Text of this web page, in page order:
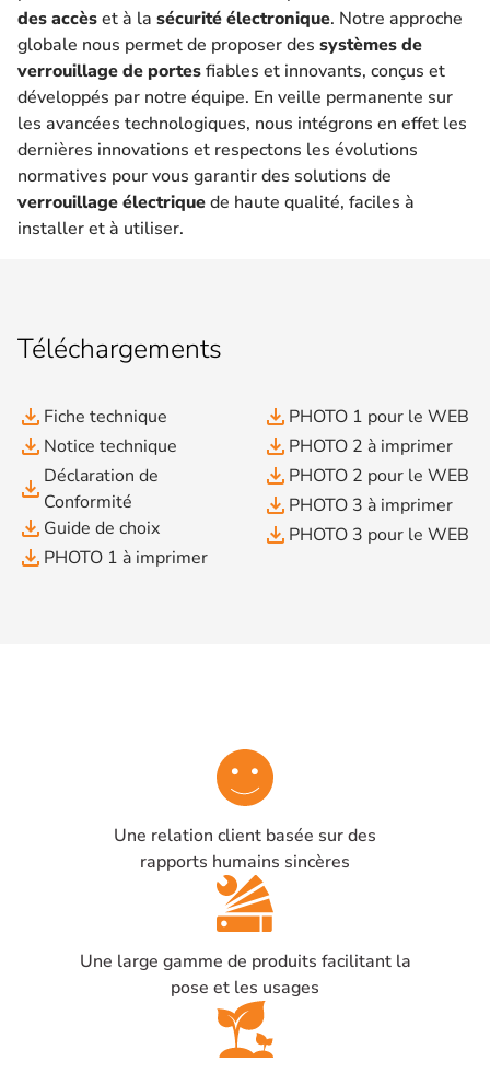
des accèset à la sécurité électronique. Notre approche
globale nous permet de proposer des systèmes de
verrouillage de portesfiables et innovants, conçus et
développés par notre équipe. En veille permanente sur
les avancées technologiques, nous intégrons en effet les
dernières innovations et respectons les évolutions
normatives pour vous garantir des solutions de
verrouillage électriquede haute qualité, faciles à
installer et à utiliser.
Téléchargements
file_download Fiche technique
file_download Notice technique
file_download Déclaration de
Conformité
file_download Guide de choix
file_download PHOTO 1 à imprimer
file_download PHOTO 1 pour le WEB
file_download PHOTO 2 à imprimer
file_download PHOTO 2 pour le WEB
file_download PHOTO 3 à imprimer
file_download PHOTO 3 pour le WEB
Une relation client basée sur des
rapports humains sincères
Une large gamme de produits facilitant la
pose et les usages